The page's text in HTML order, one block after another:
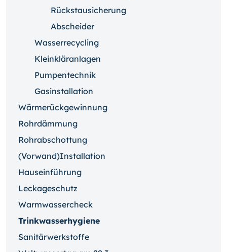
Rückstausicherung
Abscheider
Wasserrecycling
Kleinkläranlagen
Pumpentechnik
Gasinstallation
Wärmerückgewinnung
Rohrdämmung
Rohrabschottung
(Vorwand)Installation
Hauseinführung
Leckageschutz
Warmwassercheck
Trinkwasserhygiene
Sanitärwerkstoffe